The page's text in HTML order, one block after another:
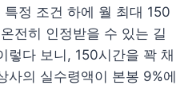
정 조건 하에 월 최대 150
전히 인정받을 수 있는 길
렇다 보니, 150시간을 꽉 채
사의 실수령액이 본봉 9%에